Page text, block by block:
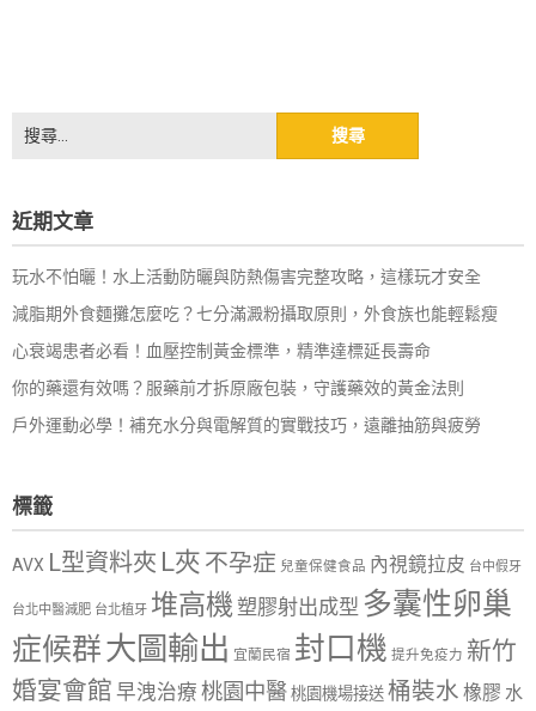
搜
尋
字:
近期文章
玩水不怕曬！水上活動防曬與防熱傷害完整攻略，這樣玩才安全
減脂期外食麵攤怎麼吃？七分滿澱粉攝取原則，外食族也能輕鬆瘦
心衰竭患者必看！血壓控制黃金標準，精準達標延長壽命
你的藥還有效嗎？服藥前才拆原廠包裝，守護藥效的黃金法則
戶外運動必學！補充水分與電解質的實戰技巧，遠離抽筋與疲勞
標籤
AVX L型資料夾 L夾 不孕症 兒童保健食品 內視鏡拉皮 台中假牙
台北中醫減肥 台北植牙 堆高機塑膠射出成型 多囊性卵巢
症候群大圖輸出 宜蘭民宿 封口機 提升免疫力 新竹
婚宴會館 早洩治療 桃園中醫 桃園機場接送 桶裝水 橡膠 水